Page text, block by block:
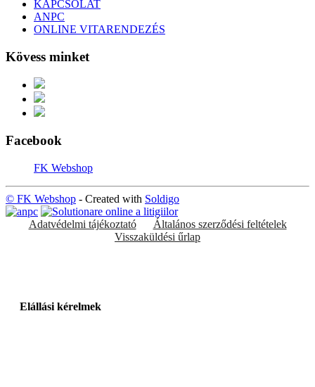
KAPCSOLAT
ANPC
ONLINE VITARENDEZÉS
Kövess minket
Facebook
FK Webshop
© FK Webshop - Created with Soldigo
Adatvédelmi tájékoztató
Általános szerződési feltételek
Visszaküldési űrlap
Elállási kérelmek